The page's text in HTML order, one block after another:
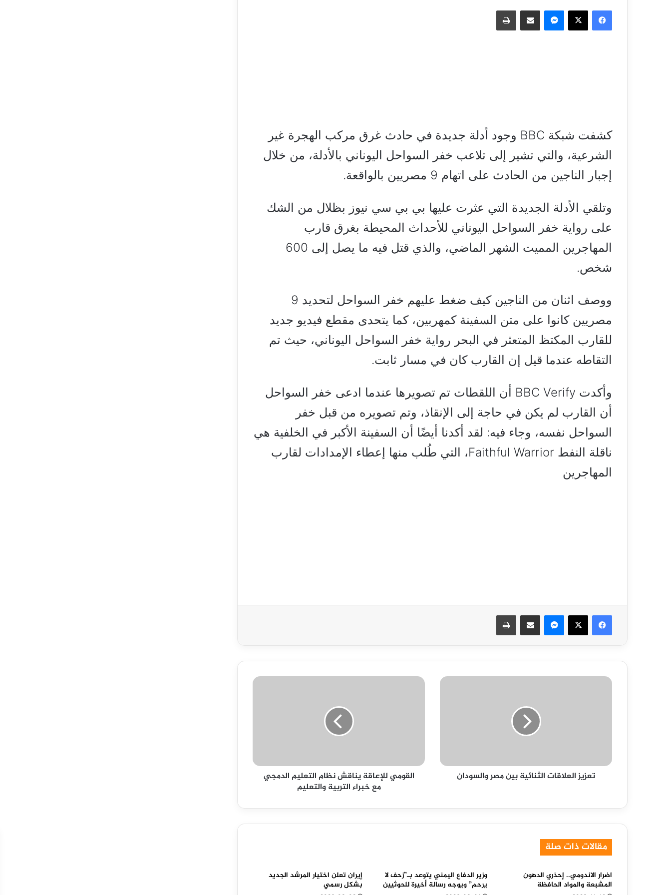
فيسبوك ‫X ماسنجر مشاركة عبر البريد طباعة
كشفت شبكة BBC وجود أدلة جديدة في حادث غرق مركب الهجرة غير
الشرعية، والتي تشير إلى تلاعب خفر السواحل اليوناني بالأدلة، من خلال
إجبار الناجين من الحادث على اتهام 9 مصريين بالواقعة.
وتلقي الأدلة الجديدة التي عثرت عليها بي بي سي نيوز بظلال من الشك
على رواية خفر السواحل اليوناني للأحداث المحيطة بغرق قارب
المهاجرين المميت الشهر الماضي، والذي قتل فيه ما يصل إلى 600
شخص.
ووصف اثنان من الناجين كيف ضغط عليهم خفر السواحل لتحديد 9
مصريين كانوا على متن السفينة كمهربين، كما يتحدى مقطع فيديو جديد
للقارب المكتظ المتعثر في البحر رواية خفر السواحل اليوناني، حيث تم
التقاطه عندما قيل إن القارب كان في مسار ثابت.
وأكدت BBC Verify أن اللقطات تم تصويرها عندما ادعى خفر السواحل
أن القارب لم يكن في حاجة إلى الإنقاذ، وتم تصويره من قبل خفر
السواحل نفسه، وجاء فيه: لقد أكدنا أيضًا أن السفينة الأكبر في الخلفية هي
ناقلة النفط Faithful Warrior، التي طُلب منها إعطاء الإمدادات لقارب
المهاجرين
فيسبوك ‫X ماسنجر مشاركة عبر البريد طباعة
تعزيز
تعزيز العلاقات الثنائية بين مصر والسودان
القومي
التربية
والتعليمالقومي للإعاقة يناقش نظام التعليم الدمجي
مع خبراء التربية والتعليم
مقالات ذات صلة
اضرار الاندومي.. إحذري الدهون
المشبعة والمواد الحافظة
وزير الدفاع اليمني يتوعد بـ”زحف لا
يرحم” ويوجه رسالة أخيرة للحوثيين
إيران تعلن اختيار المرشد الجديد
بشكل رسمي